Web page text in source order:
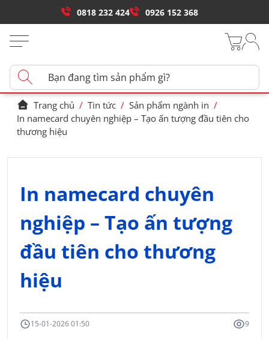
0818 232 424 0926 152 368
Trang chủ / Tin tức / Sản phẩm ngành in /
In namecard chuyên nghiệp – Tạo ấn tượng đầu tiên cho
thương hiệu
In namecard chuyên
nghiệp – Tạo ấn tượng
đầu tiên cho thương
hiệu
15-01-2026 01:50 9